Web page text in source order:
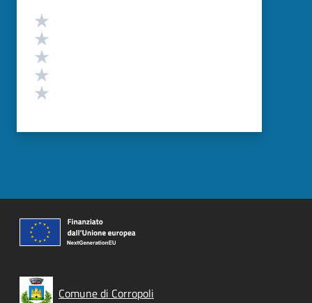
Valutazione
Comune di Corropoli